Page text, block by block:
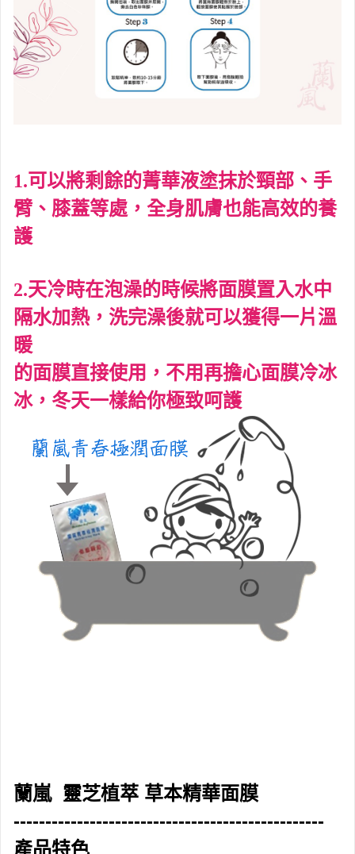
1.可以將剩餘的菁華液塗抹於頸部、手
臂、膝蓋等處，全身肌膚也能高效的養
護
2.天冷時在泡澡的時候將面膜置入水中
隔水加熱，洗完澡後就可以獲得一片溫
暖
的面膜直接使用，不用再擔心面膜冷冰
冰，冬天一樣給你極致呵護
蘭嵐 靈芝植萃 草本精華面膜
-------------------------------------------------
產品特色